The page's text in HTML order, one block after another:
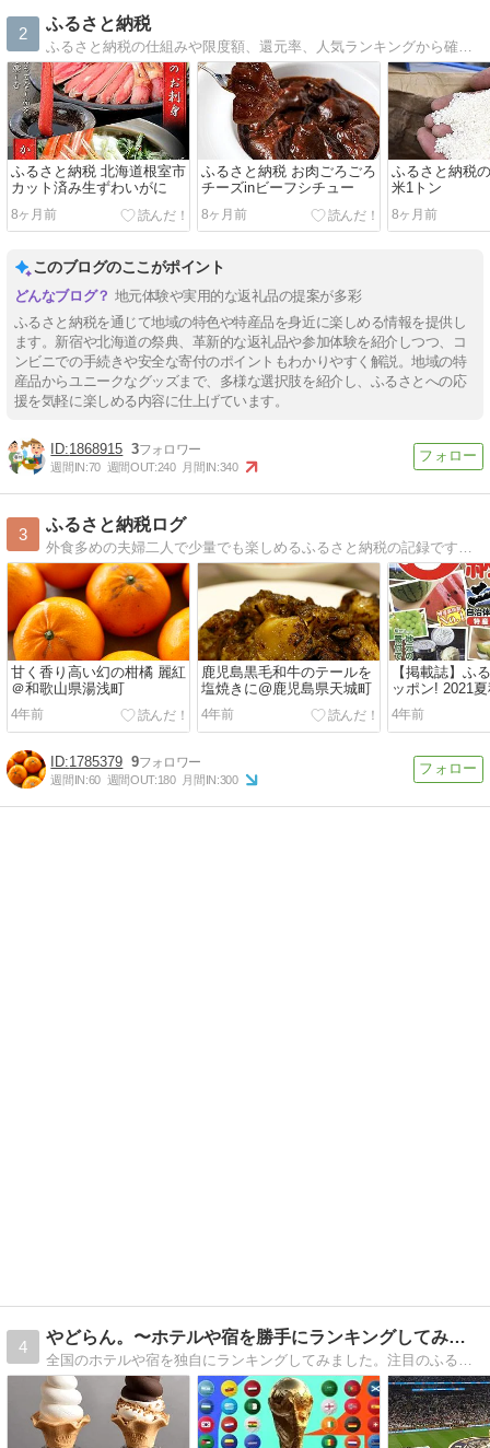
2
ふるさと納税
ふるさと納税の仕組みや限度額、還元率、人気ランキングから確定申告まで、ふるさと納税に関する情報を集めています。
ふるさと納税 北海道根室市
カット済み生ずわいがに
8ヶ月前
ふるさと納税 お肉ごろごろ
チーズinビーフシチュー
8ヶ月前
ふるさと納税
米1トン
8ヶ月前
このブログのここがポイント
地元体験や実用的な返礼品の提案が多彩
ふるさと納税を通じて地域の特色や特産品を身近に楽しめる情報を提供し
ます。新宿や北海道の祭典、革新的な返礼品や参加体験を紹介しつつ、コ
ンビニでの手続きや安全な寄付のポイントもわかりやすく解説。地域の特
産品からユニークなグッズまで、多様な選択肢を紹介し、ふるさとへの応
援を気軽に楽しめる内容に仕上げています。
1868915 3
週間IN:70 週間OUT:240 月間IN:340
3
ふるさと納税ログ
外食多めの夫婦二人で少量でも楽しめるふるさと納税の記録です。お礼の品×お礼の品のコラボメニューの紹介もしています。
甘く香り高い幻の柑橘 麗紅
＠和歌山県湯浅町
4年前
鹿児島黒毛和牛のテールを
塩焼きに@鹿児島県天城町
4年前
【掲載誌】ふ
ッポン! 2021
4年前
1785379 9
週間IN:60 週間OUT:180 月間IN:300
4
やどらん。〜ホテルや宿を勝手にランキングしてみた〜
全国のホテルや宿を独自にランキングしてみました。注目のふるさと納税返礼品や季節の特集も紹介しています。旅行プランやお買い物に、お役立ていただけたら幸いです。